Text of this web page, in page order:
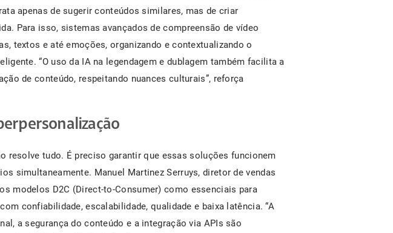
apenas de sugerir conteúdos similares, mas de criar
Para isso, sistemas avançados de compreensão de vídeo
textos e até emoções, organizando e contextualizando o
“O uso da IA na legendagem e dublagem também facilita a
de conteúdo, respeitando nuances culturais”, reforça
resolve tudo. É preciso garantir que essas soluções funcionem
simultaneamente. Manuel Martinez Serruys, diretor de vendas
modelos D2C (Direct-to-Consumer) como essenciais para
confiabilidade, escalabilidade, qualidade e baixa latência. “A
a segurança do conteúdo e a integração via APIs são